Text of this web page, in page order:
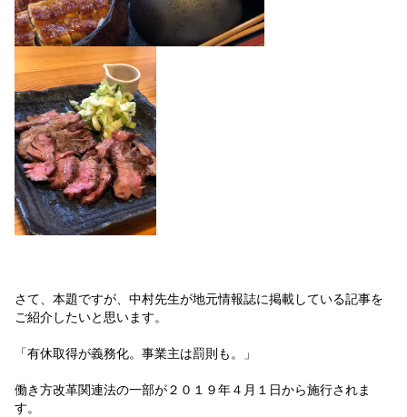
さて、本題ですが、中村先生が地元情報誌に掲載している記事を
ご紹介したいと思います。
「有休取得が義務化。事業主は罰則も。」
働き方改革関連法の一部が２０１９年４月１日から施行されま
す。